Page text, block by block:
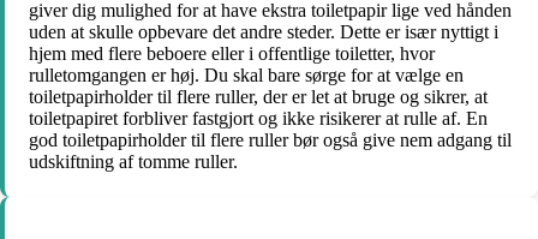
giver dig mulighed for at have ekstra toiletpapir lige ved hånden
uden at skulle opbevare det andre steder. Dette er især nyttigt i
hjem med flere beboere eller i offentlige toiletter, hvor
rulletomgangen er høj. Du skal bare sørge for at vælge en
toiletpapirholder til flere ruller, der er let at bruge og sikrer, at
toiletpapiret forbliver fastgjort og ikke risikerer at rulle af. En
god toiletpapirholder til flere ruller bør også give nem adgang til
udskiftning af tomme ruller.